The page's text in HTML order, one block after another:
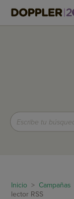
Inicio > Campañas
lector RSS